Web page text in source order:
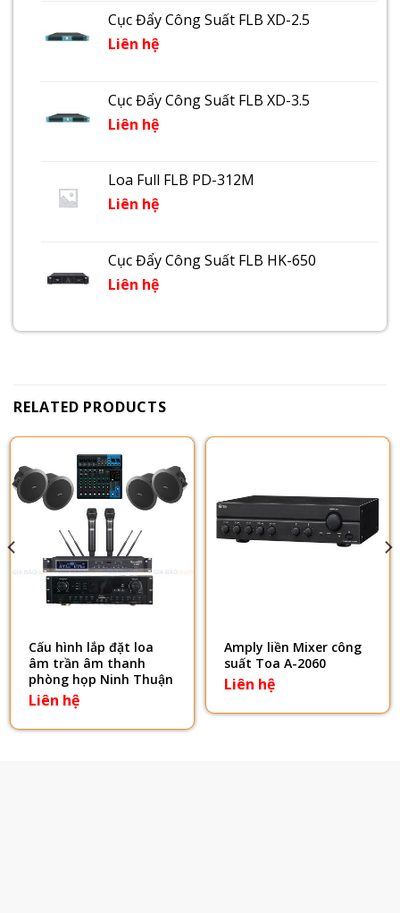
Cục Đẩy Công Suất FLB XD-2.5
Liên hệ
Cục Đẩy Công Suất FLB XD-3.5
Liên hệ
Loa Full FLB PD-312M
Liên hệ
Cục Đẩy Công Suất FLB HK-650
Liên hệ
RELATED PRODUCTS
Cấu hình lắp đặt loa
âm trần âm thanh
phòng họp Ninh Thuận
Liên hệ
Amply liền Mixer công
suất Toa A-2060
Liên hệ